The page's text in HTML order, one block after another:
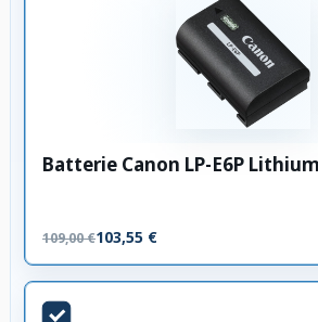
Batterie Canon LP-E6P
109,00 €103,55 €